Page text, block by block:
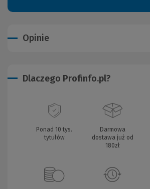
Opinie
Dlaczego Profinfo.pl?
Ponad 10 tys.
tytułów
Darmowa
dostawa już od
180zł